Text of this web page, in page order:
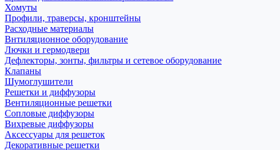
Хомуты
Профили, траверсы, кронштейны
Расходные материалы
Внтиляционное оборудование
Лючки и гермодвери
Дефлекторы, зонты, фильтры и сетевое оборудование
Клапаны
Шумоглушители
Решетки и диффузоры
Вентиляционные решетки
Сопловые диффузоры
Вихревые диффузоры
Аксессуары для решеток
Декоративные решетки